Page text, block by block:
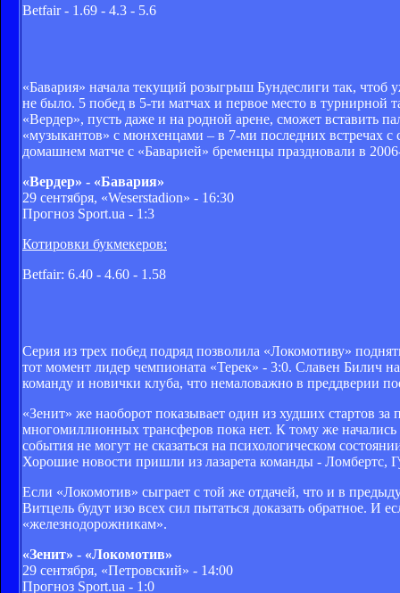
Betfair - 1.69 - 4.3 - 5.6
«Бавария» начала текущий розыгрыш Бундеслиги так, чтоб
не было. 5 побед в 5-ти матчах и первое место в турнирной
«Вердер», пусть даже и на родной арене, сможет вставить
«музыкантов» с мюнхенцами – в 7-ми последних встречах
домашнем матче с «Баварией» бременцы праздновали в
«Вердер» - «Бавария»
29 сентября, «Weserstadion» - 16:30
Прогноз Sport.ua - 1:3
Котировки букмекеров:
Betfair: 6.40 - 4.60 - 1.58
Серия из трех побед подряд позволила «Локомотиву»
тот момент лидер чемпионата «Терек» - 3:0. Славен Билич
команду и новички клуба, что немаловажно в преддверии
«Зенит» же наоборот показывает один из худших стартов
многомиллионных трансферов пока нет. К тому же
события не могут не сказаться на психологическом
Хорошие новости пришли из лазарета команды -
Если «Локомотив» сыграет с той же отдачей, что и в
Витцель будут изо всех сил пытаться доказать обратное. И
«железнодорожникам».
«Зенит» - «Локомотив»
29 сентября, «Петровский» - 14:00
Прогноз Sport.ua - 1:0